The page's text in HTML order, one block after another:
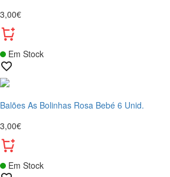
3,00€
Em Stock
Balões As Bolinhas Rosa Bebé 6 Unid.
3,00€
Em Stock